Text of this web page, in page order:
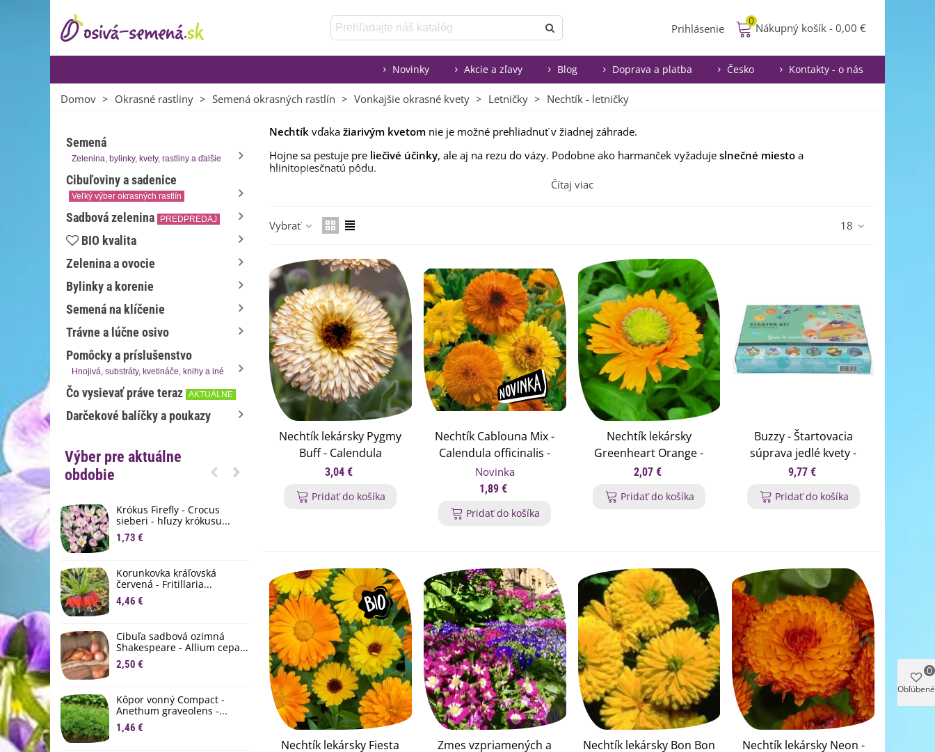
Prihlásenie
0
Nákupný košík - 0,00 €
Novinky Akcie a zľavy Blog Doprava a platba Česko Kontakty - o nás
Domov > Okrasné rastliny > Semená okrasných rastlín > Vonkajšie okrasné kvety > Letničky > Nechtík - letničky
Semená
Zelenina, bylinky, kvety, rastliny a ďalšie
Cibuľoviny a sadenice
Veľký výber okrasných rastlín
Sadbová zelenina PREDPREDAJ
BIO kvalita
Zelenina a ovocie
Bylinky a korenie
Semená na klíčenie
Trávne a lúčne osivo
Pomôcky a príslušenstvo
Hnojivá, substráty, kvetináče, knihy a iné
Čo vysievať práve teraz AKTUÁLNE
Darčekové balíčky a poukazy
Výber pre aktuálne
obdobie
Krókus Firefly - Crocus
sieberi - hľuzy krókusu...
1,73 €
Korunkovka kráľovská
červená - Fritillaria...
4,46 €
Cibuľa sadbová ozimná
Shakespeare - Allium cepa...
2,50 €
Kôpor vonný Compact -
Anethum graveolens -...
1,46 €
plochu - výsevný disk...
3,80 €
Mrkva neskorá Cidera -
Daucus carota - semená -...
1,53 €
Ľalia Canova - Lilium -
cibuľoviny - 1 ks
2,69 € 3,85 € -30%
Begónia plnokvetá žltá -
Begonia superba -...
Nechtík vďaka žiarivým kvetom nie je možné prehliadnuť v žiadnej záhrade.
Hojne sa pestuje pre liečivé účinky, ale aj na rezu do vázy. Podobne ako harmanček vyžaduje slnečné miesto a
hlinitopiesčnatú pôdu.
, ktorá sa vysieva priamo na záhony a kvitne od jari do jesene.
Rozmnožuje sa vysemenením, vďaka čomu v záhonoch a záhradách vydrží aj niekoľko rokov. Dokáže ráasť a kvitnúť, kým mu
stanovište vyhovuje.
Vyberajte zožltých a oranžových, jednoducho kvitnúcich aj plnokvetých nechtíkových semien.
Čítaj viac
Vybrať 18
Nechtík lekársky Pygmy
Buff - Calendula
officinalis - semená
3,04 €
Pridať do košíka
Nechtík Cablouna Mix -
Calendula officinalis -
semená nechtíka - 50 ks
Novinka
1,89 €
Pridať do košíka
Nechtík lekársky
Greenheart Orange -
Calendula officinalis -
2,07 €
Pridať do košíka
Buzzy - Štartovacia
súprava jedlé kvety -
Pieterpik - 1 ks
9,77 €
Pridať do košíka
Nechtík lekársky Fiesta
Zmes vzpriamených a
Nechtík lekársky Bon Bon
Nechtík lekársky Neon -
Obľúbené
0